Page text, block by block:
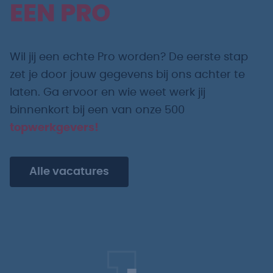
EEN PRO
Wil jij een echte Pro worden? De eerste stap
zet je door jouw gegevens bij ons achter te
laten. Ga ervoor en wie weet werk jij
binnenkort bij een van onze 500
topwerkgevers!
Alle vacatures